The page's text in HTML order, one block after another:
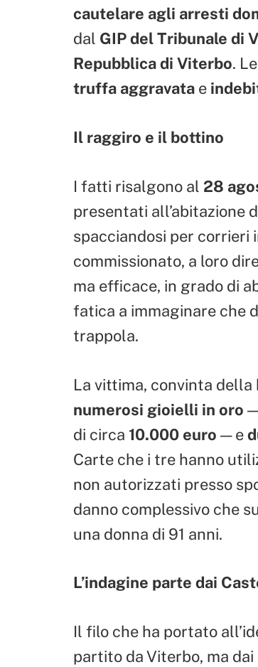
cautelare agli arresti
dal GIP del Tribunale di
Repubblica di Viterbo.
truffa aggravata e
Il raggiro e il bottino
I fatti risalgono al 28
presentati all’abitazione
spacciandosi per corrieri
commissionato, a loro
ma efficace, in grado di
fatica a immaginare che
trappola.
La vittima, convinta
numerosi gioielli in oro
di circa 10.000 euro — e
Carte che i tre hanno
non autorizzati presso
danno complessivo che
una donna di 91 anni.
L’indagine parte dai
Il filo che ha portato
partito da Viterbo, ma dai